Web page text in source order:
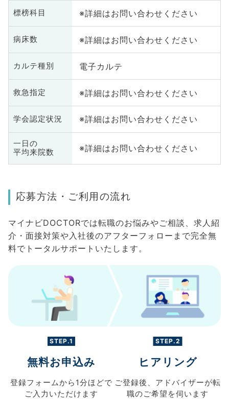
標榜科目 ※詳細はお問い合わせください
病床数 ※詳細はお問い合わせください
カルテ種別 電子カルテ
救急指定 ※詳細はお問い合わせください
学会認定状況 ※詳細はお問い合わせください
一日の
平均来院数
※詳細はお問い合わせください
応募方法・ご利用の流れ
マイナビDOCTORでは転職のお悩みやご相談、求人紹
介・面接対策や入社後のアフターフォローまで完全無
料でトータルサポートいたします。
STEP.1
無料お申込み
登録フォームから 1分ほどで
ご入力 いただけます
STEP.2
ヒアリング
ご登録後、 アドバイザーが転
職のご希望を伺います